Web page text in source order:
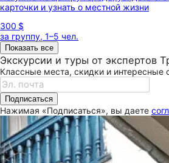
карточки и узнать о местной жизни
300 $
за группу, 1–5 чел.
Показать все
Экскурсии и туры от экспертов
Классные места, скидки и интересные
Подписаться
Нажимая «Подписаться», вы даете